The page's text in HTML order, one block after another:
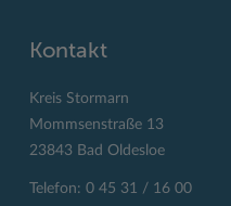
Kontakt
Kreis Stormarn
Mommsenstraße 13
23843 Bad Oldesloe
Telefon: 0 45 31 / 16 00